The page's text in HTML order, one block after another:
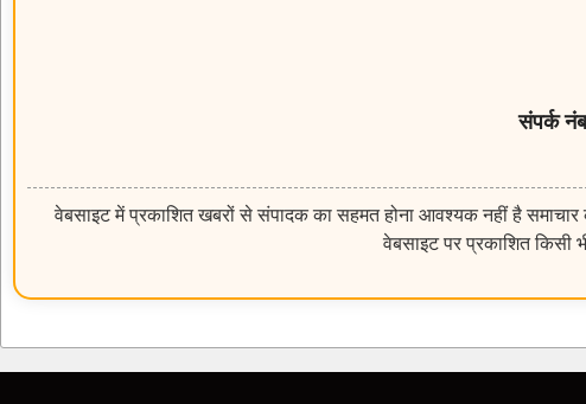
संपर्क
वेबसाइट में प्रकाशित खबरों से संपादक का सहमत होना आवश्यक नहीं है समाचार
वेबसाइट पर प्रकाशित किसी